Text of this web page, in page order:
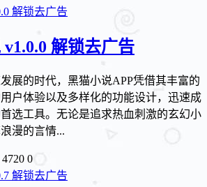
解锁去广告
展的时代，黑猫小说APP凭借其丰富的
户体验以及多样化的功能设计，迅速成
选工具。无论是追求热血刺激的玄幻小
漫的言情...
4720 0